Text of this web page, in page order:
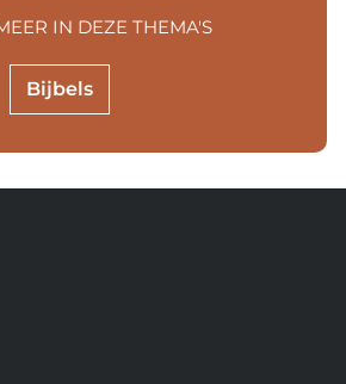
Bijbels
IN DEZE THEMA'S